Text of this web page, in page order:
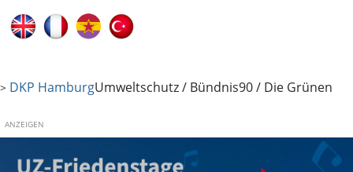
> DKP HamburgUmweltschutz / Bündnis90 / Die Grünen
ANZEIGEN